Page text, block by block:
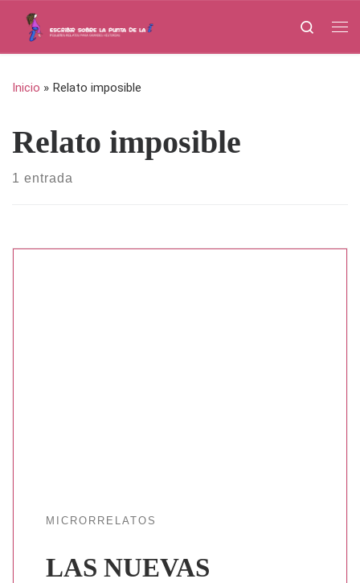
Saltar al contenido
Search
Inicio » Relato imposible
Relato imposible
1 entrada
MICRORRELATOS
LAS NUEVAS